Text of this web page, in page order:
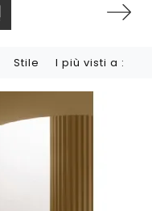
Stile I più visti a :